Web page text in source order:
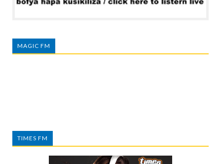
MAGIC FM
TIMES FM